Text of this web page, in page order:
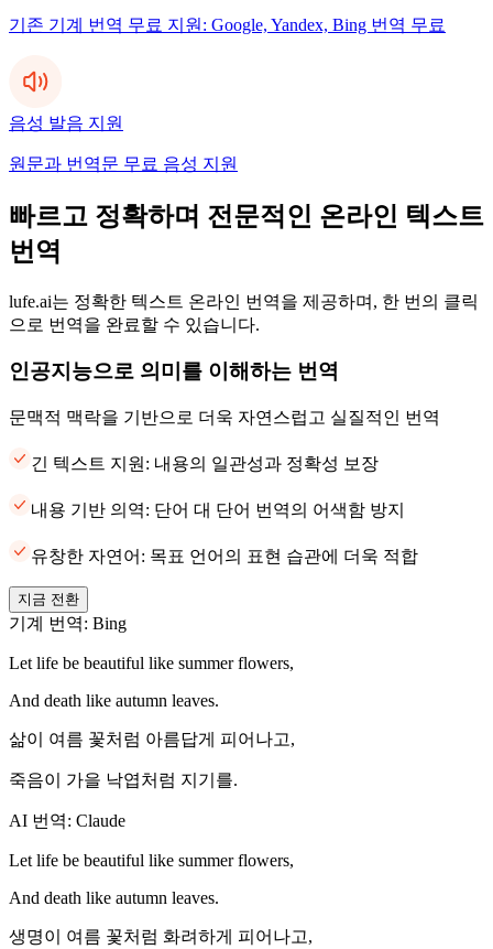
기존 기계 번역 무료 지원: Google, Yandex, Bing 번역 무료
음성 발음 지원
원문과 번역문 무료 음성 지원
빠르고 정확하며 전문적인 온라인 텍스트
번역
lufe.ai는 정확한 텍스트 온라인 번역을 제공하며, 한 번의 클릭
으로 번역을 완료할 수 있습니다.
인공지능으로 의미를 이해하는 번역
문맥적 맥락을 기반으로 더욱 자연스럽고 실질적인 번역
긴 텍스트 지원: 내용의 일관성과 정확성 보장
내용 기반 의역: 단어 대 단어 번역의 어색함 방지
유창한 자연어: 목표 언어의 표현 습관에 더욱 적합
지금 전환
기계 번역: Bing
Let life be beautiful like summer flowers,
And death like autumn leaves.
삶이 여름 꽃처럼 아름답게 피어나고,
죽음이 가을 낙엽처럼 지기를.
AI 번역: Claude
Let life be beautiful like summer flowers,
And death like autumn leaves.
생명이 여름 꽃처럼 화려하게 피어나고,